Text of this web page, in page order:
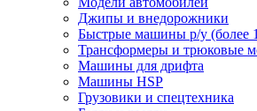
Джипы и внедорожники
Быстрые машины р/у (более
Трансформеры и трюковые
Машины для дрифта
Машины HSP
Грузовики и спецтехника